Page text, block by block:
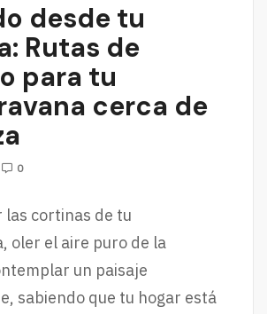
desde tu
Rutas de
para tu
cerca de
0
cortinas de tu
oler el aire puro de la
un paisaje
sabiendo que tu hogar está